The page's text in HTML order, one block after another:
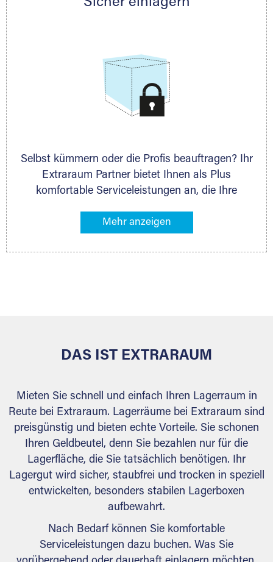
persönlich hinsichtlich Lagervolumen und zu
Selbst kümmern oder die Profis beauftragen? Ihr
Extraraum Partner bietet Ihnen als Plus
komfortable Serviceleistungen an, die Ihre
gehören z. B. Verpackungsservice, Lieferung von
Ihr Lagergut wird bei Ihrem Extraraum Partner
DAS IST EXTRARAUM
Mieten Sie schnell und einfach Ihren Lagerraum in
Reute bei Extraraum. Lagerräume bei Extraraum sind
preisgünstig und bieten echte Vorteile. Sie schonen
Ihren Geldbeutel, denn Sie bezahlen nur für die
Lagerfläche, die Sie tatsächlich benötigen. Ihr
Lagergut wird sicher, staubfrei und trocken in speziell
entwickelten, besonders stabilen Lagerboxen
aufbewahrt.
Nach Bedarf können Sie komfortable
Serviceleistungen dazu buchen. Was Sie